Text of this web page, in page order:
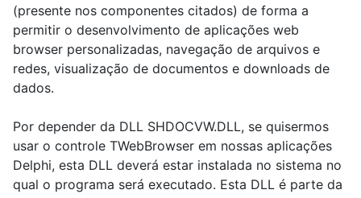
(presente nos componentes citados) de forma a
permitir o desenvolvimento de aplicações web
browser personalizadas, navegação de arquivos e
redes, visualização de documentos e downloads de
dados.
Por depender da DLL SHDOCVW.DLL, se quisermos
usar o controle TWebBrowser em nossas aplicações
Delphi, esta DLL deverá estar instalada no sistema no
qual o programa será executado. Esta DLL é parte da